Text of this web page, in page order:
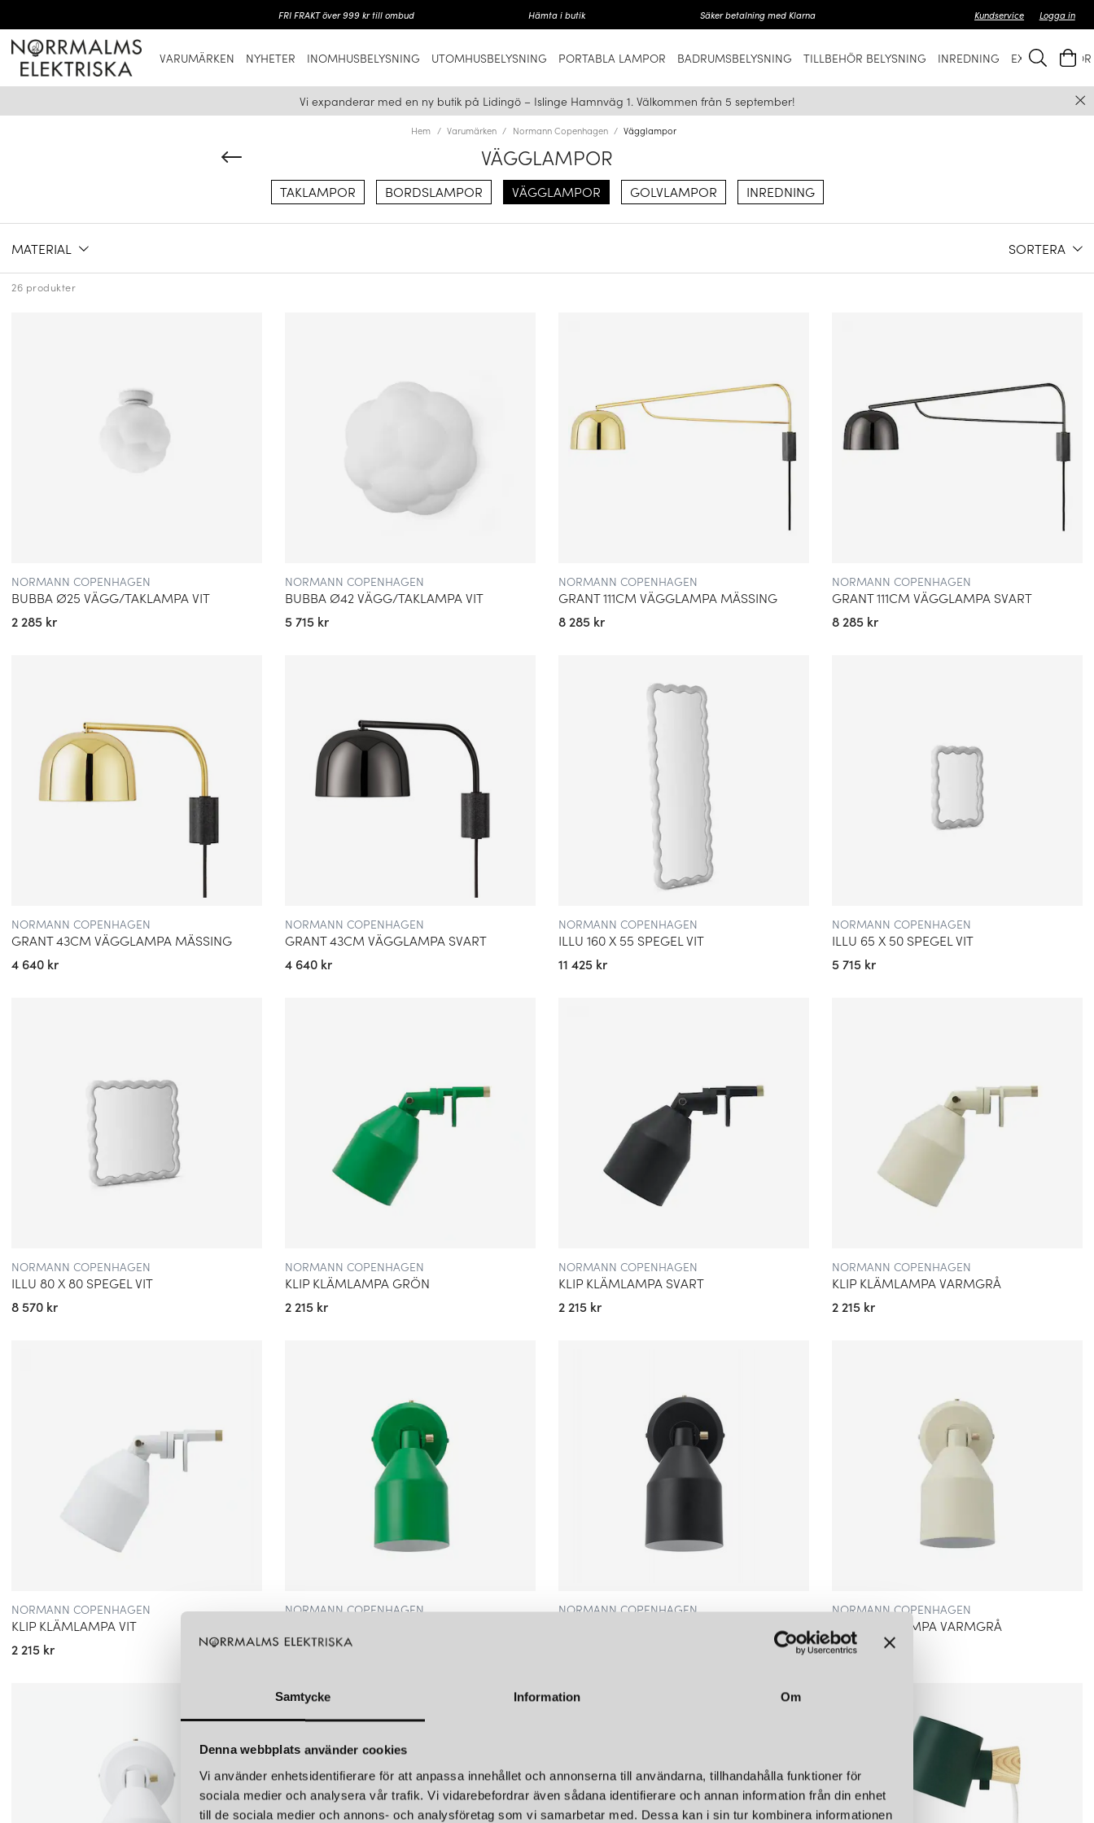
Samtycke Information Om
Denna webbplats använder cookies
Vi använder enhetsidentifierare för att anpassa innehållet och annonserna till användarna, tillhandahålla funktioner för
sociala medier och analysera vår trafik. Vi vidarebefordrar även sådana identifierare och annan information från din enhet
till de sociala medier och annons- och analysföretag som vi samarbetar med. Dessa kan i sin tur kombinera informationen
FRI FRAKT över 999 kr till ombud Hämta i butik Säker betalning med Klarna Kundservice Logga in
VARUMÄRKEN NYHETER INOMHUSBELYSNING UTOMHUSBELYSNING PORTABLA LAMPOR BADRUMSBELYSNING TILLBEHÖR BELYSNING INREDNING EXKLUSIVT
Vi expanderar med en ny butik på Lidingö – Islinge Hamnväg 1. Välkommen från 5 september!
Hem Varumärken Normann Copenhagen Vägglampor
VÄGGLAMPOR
TAKLAMPOR BORDSLAMPOR VÄGGLAMPOR GOLVLAMPOR INREDNING
MATERIAL SORTERA
26 produkter
NORMANN COPENHAGEN
BUBBA Ø25 VÄGG/TAKLAMPA VIT
2 285 kr
NORMANN COPENHAGEN
BUBBA Ø42 VÄGG/TAKLAMPA VIT
5 715 kr
NORMANN COPENHAGEN
GRANT 111CM VÄGGLAMPA MÄSSING
8 285 kr
NORMANN COPENHAGEN
GRANT 111CM VÄGGLAMPA SVART
8 285 kr
NORMANN COPENHAGEN
GRANT 43CM VÄGGLAMPA MÄSSING
4 640 kr
NORMANN COPENHAGEN
GRANT 43CM VÄGGLAMPA SVART
4 640 kr
NORMANN COPENHAGEN
ILLU 160 X 55 SPEGEL VIT
11 425 kr
NORMANN COPENHAGEN
ILLU 65 X 50 SPEGEL VIT
5 715 kr
NORMANN COPENHAGEN
ILLU 80 X 80 SPEGEL VIT
8 570 kr
NORMANN COPENHAGEN
KLIP KLÄMLAMPA GRÖN
2 215 kr
NORMANN COPENHAGEN
KLIP KLÄMLAMPA SVART
2 215 kr
NORMANN COPENHAGEN
KLIP KLÄMLAMPA VARMGRÅ
2 215 kr
NORMANN COPENHAGEN
KLIP KLÄMLAMPA VIT
2 215 kr
NORMANN COPENHAGEN
2 215 kr
NORMANN COPENHAGEN NORMANN COPENHAGEN
KLIP VÄGGLAMPA VARMGRÅ
2 215 kr